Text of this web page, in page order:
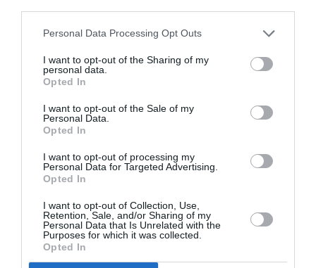
Personal Data Processing Opt Outs
I want to opt-out of the Sharing of my
personal data.
Opted In
I want to opt-out of the Sale of my
Personal Data.
Opted In
I want to opt-out of processing my
Personal Data for Targeted Advertising.
Opted In
I want to opt-out of Collection, Use,
Retention, Sale, and/or Sharing of my
Personal Data that Is Unrelated with the
Purposes for which it was collected.
Opted In
Νέοι Διαγωνισμοί ❯
Tags
ΑΝΑΚΟΙΝΩΣΕΙΣ ΓΛΥΠΤΙΚΗ - ΧΑΡΑΚΤΙΚΗ
Newsletter
Κάθε βδομάδα στο e-mail σας τα τελευταία νέα για